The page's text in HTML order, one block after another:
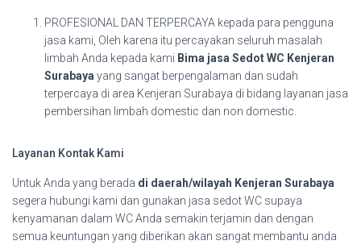
PROFESIONAL DAN TERPERCAYA kepada para pengguna
jasa kami, Oleh karena itu percayakan seluruh masalah
limbah Anda kepada kami Bima jasa Sedot WC Kenjeran
Surabaya yang sangat berpengalaman dan sudah
terpercaya di area Kenjeran Surabaya di bidang layanan jasa
pembersihan limbah domestic dan non domestic.
Layanan Kontak Kami
Untuk Anda yang berada di daerah/wilayah Kenjeran Surabaya
segera hubungi kami dan gunakan jasa sedot WC supaya
kenyamanan dalam WC Anda semakin terjamin dan dengan
semua keuntungan yang diberikan akan sangat membantu anda